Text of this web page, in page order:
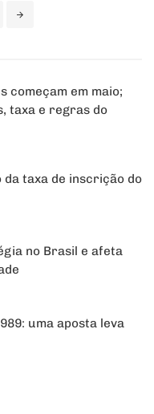
começam em maio;
taxa e regras do
da taxa de inscrição do
no Brasil e afeta
uma aposta leva